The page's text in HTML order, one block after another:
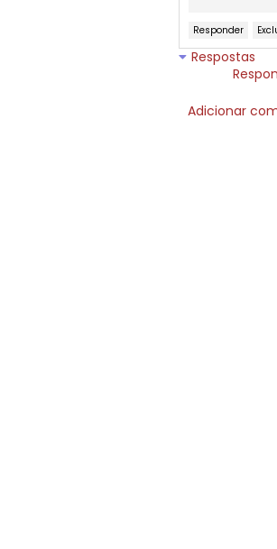
Responder
Respostas
Adicionar